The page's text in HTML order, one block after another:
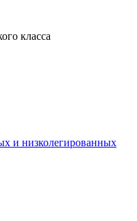
класса
и низколегированных